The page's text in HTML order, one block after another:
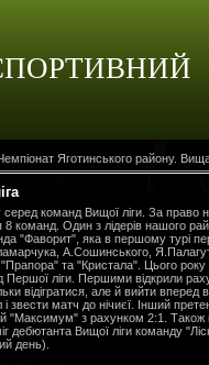
Яготинського району. Вища
команд Вищої ліги. За право
команд. Один з лідерів нашого
"Фаворит", яка в першому турі
А.Сошинського,
та "Кристала". Цього
ліги. Першими відкрили
відігратися, але й вийти
матч до нічиєї. Інший
"Максимум" з рахунком 2:1. Також
Вищої ліги команду
день).